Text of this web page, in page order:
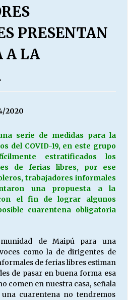
DE SER DC” SALUDA EL
TRABAJADORES, CLIMA
dicho?
HONORARIOS, DESPIDOS
PRESENTAN
A LA
2020
serie de medidas para la
del COVID-19, en este grupo
estratificados los
de ferias libres, por ese
trabajadores informales
una propuesta a la
el fin de lograr algunos
cuarentena obligatoria
de Maipú para una
como la de dirigentes de
de ferias libres estiman
de pasar en buena forma esa
comen en nuestra casa, señala
cuarentena no tendremos